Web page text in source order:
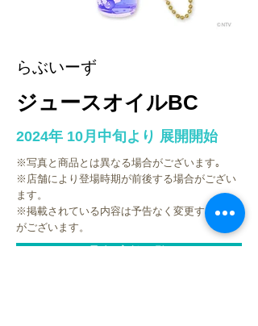
らぶいーず
ジュースオイルBC
2024年 10月中旬より 展開開始
※写真と商品とは異なる場合がございます｡
※店舗により登場時期が前後する場合がござい
ます。
※掲載されている内容は予告なく変更する場合
がございます。